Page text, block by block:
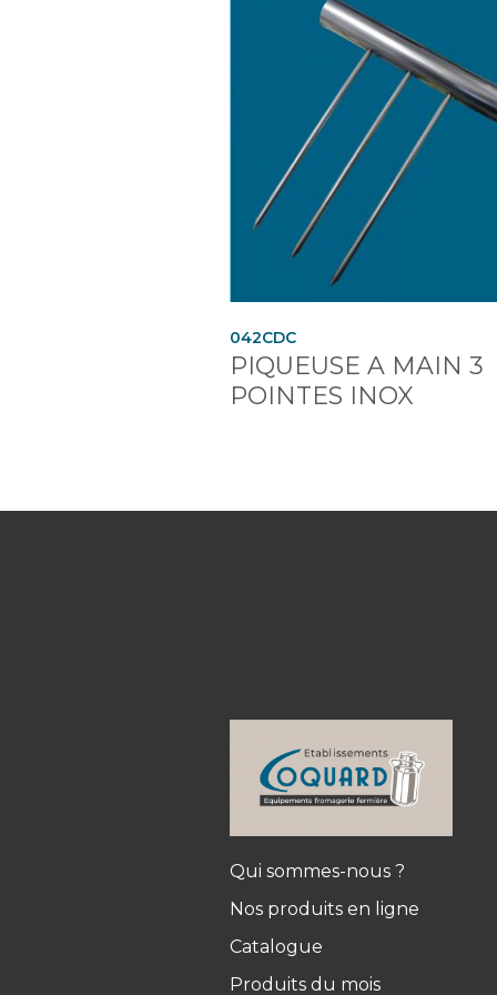
042CDC
PIQUEUSE A MAIN 3
POINTES INOX
Qui sommes-nous ?
Nos produits en ligne
Catalogue
Produits du mois